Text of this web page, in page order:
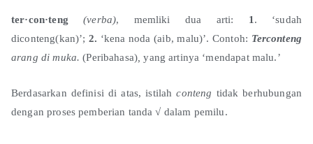
ter·con·teng(verba), memliki dua arti: 1 . ‘sudah
diconteng(kan)’; 2. ‘kena noda (aib, malu)’. Contoh: Terconteng
arang di muka.(Peribahasa) ,yang artinya ‘mendapat malu.’
Berdasarkan definisi di atas, istilahconteng tidak berhubungan
dengan proses pemberian tanda √ dalam pemilu.